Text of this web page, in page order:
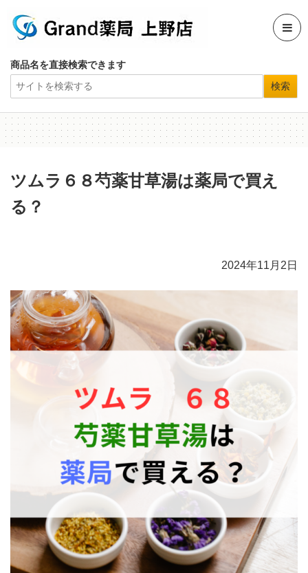
商品名を直接検索できます
ツムラ６８芍薬甘草湯は薬局で買え
る？
2024年11月2日